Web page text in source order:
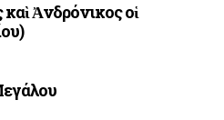
Ἀνδρόνικος οἱ